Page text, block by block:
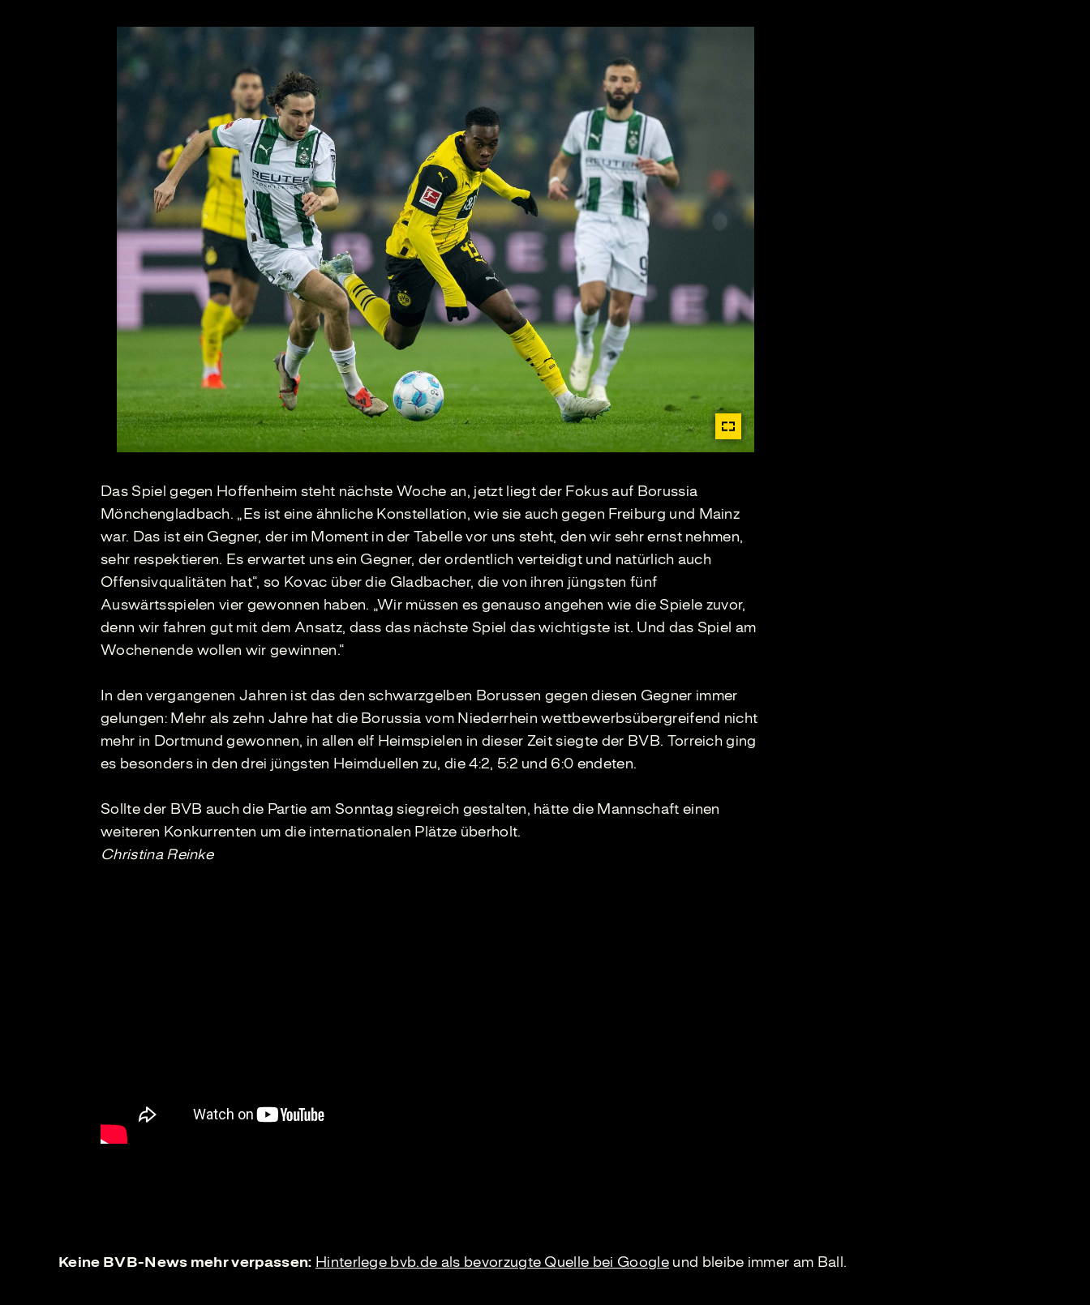
Das Spiel gegen Hoffenheim steht nächste Woche an, jetzt liegt der Fokus auf Borussia
Mönchengladbach. „Es ist eine ähnliche Konstellation, wie sie auch gegen Freiburg und Mainz
war. Das ist ein Gegner, der im Moment in der Tabelle vor uns steht, den wir sehr ernst nehmen,
sehr respektieren. Es erwartet uns ein Gegner, der ordentlich verteidigt und natürlich auch
Offensivqualitäten hat“, so Kovac über die Gladbacher, die von ihren jüngsten fünf
Auswärtsspielen vier gewonnen haben. „Wir müssen es genauso angehen wie die Spiele zuvor,
denn wir fahren gut mit dem Ansatz, dass das nächste Spiel das wichtigste ist. Und das Spiel am
Wochenende wollen wir gewinnen.“
In den vergangenen Jahren ist das den schwarzgelben Borussen gegen diesen Gegner immer
gelungen: Mehr als zehn Jahre hat die Borussia vom Niederrhein wettbewerbsübergreifend nicht
mehr in Dortmund gewonnen, in allen elf Heimspielen in dieser Zeit siegte der BVB. Torreich ging
es besonders in den drei jüngsten Heimduellen zu, die 4:2, 5:2 und 6:0 endeten.
Sollte der BVB auch die Partie am Sonntag siegreich gestalten, hätte die Mannschaft einen
weiteren Konkurrenten um die internationalen Plätze überholt.
Christina Reinke
Keine BVB-News mehr verpassen: Hinterlege bvb.de als bevorzugte Quelle bei Googleund bleibe immer am Ball.